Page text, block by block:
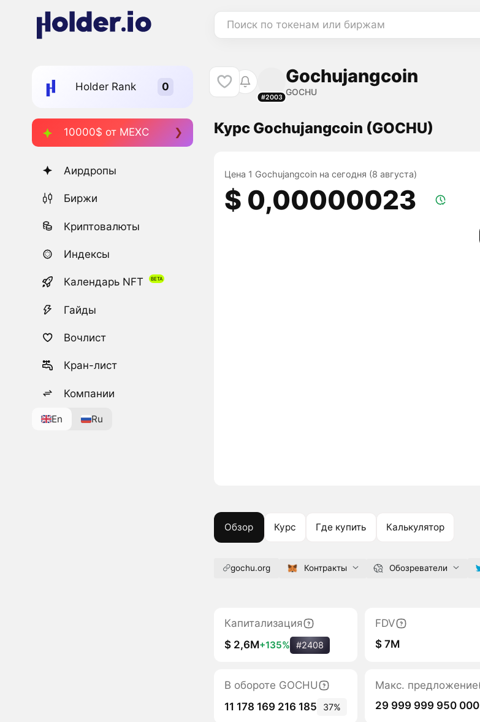
Поиск по токенам или биржам
Holder Rank
10000$ от MEXC
Аирдропы
Биржи
Криптовалюты
Индексы
Календарь NFT
Гайды
Вочлист
Кран-лист
Компании
En Ru
#2003
Gochujangcoin
GOCHU
Курс Gochujangcoin (GOCHU)
Цена 1 Gochujangcoin на сегодня (8 августа)
$ 0,00000023
Обзор Курс Где купить Калькулятор
gochu.org Контракты Обозреватели
Капитализация
$ 2,6M+135% #2408
FDV
$ 7M
В обороте GOCHU
11 178 169 216 185
37%
Макс. предложение
29 999 999 950 000